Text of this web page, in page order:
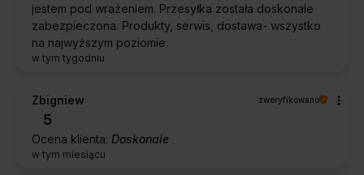
jestem pod wrażeniem. Przesyłka została doskonale
zabezpieczona. Produkty, serwis, dostawa- wszystko
na najwyższym poziomie.
w tym tygodniu
Zbigniew zweryfikowano
5
Ocena klienta: Doskonale
w tym miesiącu